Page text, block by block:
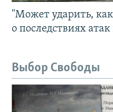
"Может ударить,
о последствиях
Выбор Свободы